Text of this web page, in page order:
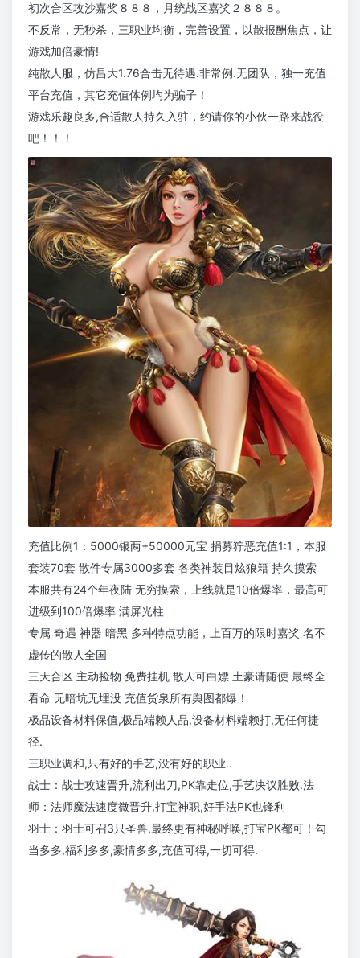
初次合区攻沙嘉奖８８８，月统战区嘉奖２８８８。
不反常，无秒杀，三职业均衡，完善设置，以散报酬焦点，让
游戏加倍豪情!
纯散人服，仿昌大1.76合击无待遇.非常例.无团队，独一充值
平台充值，其它充值体例均为骗子！
游戏乐趣良多,合适散人持久入驻，约请你的小伙一路来战役
吧！！！
充值比例1：5000银两+50000元宝 捐募狞恶充值1:1，本服
套装70套 散件专属3000多套 各类神装目炫狼籍 持久摸索
本服共有24个年夜陆 无穷摸索，上线就是10倍爆率，最高可
进级到100倍爆率 满屏光柱
专属 奇遇 神器 暗黑 多种特点功能，上百万的限时嘉奖 名不
虚传的散人全国
三天合区 主动捡物 免费挂机 散人可白嫖 土豪请随便 最终全
看命 无暗坑无埋没 充值货泉所有舆图都爆！
极品设备材料保值,极品端赖人品,设备材料端赖打,无任何捷
径.
三职业调和,只有好的手艺,没有好的职业..
战士：战士攻速晋升,流利出刀,PK靠走位,手艺决议胜败.法
师：法师魔法速度微晋升,打宝神职,好手法PK也锋利
羽士：羽士可召3只圣兽,最终更有神秘呼唤,打宝PK都可！勾
当多多,福利多多,豪情多多,充值可得,一切可得.